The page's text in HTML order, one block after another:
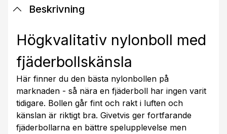
Beskrivning
Högkvalitativ nylonboll med
fjäderbollskänsla
Här finner du den bästa nylonbollen på
marknaden - så nära en fjäderboll har ingen varit
tidigare. Bollen går fint och rakt i luften och
känslan är riktigt bra. Givetvis ger fortfarande
fjäderbollarna en bättre spelupplevelse men